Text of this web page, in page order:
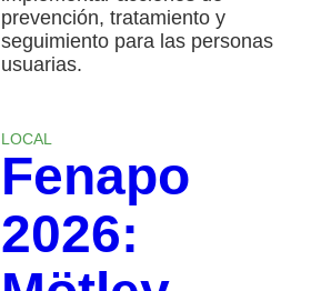
prevención, tratamiento y
seguimiento para las personas
usuarias.
LOCAL
Fenapo
2026: